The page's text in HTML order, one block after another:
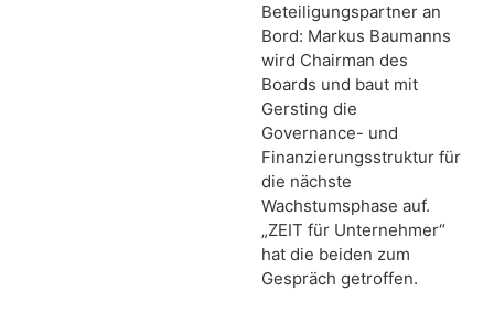
Beteiligungspartner an
Bord: Markus Baumanns
wird Chairman des
Boards und baut mit
Gersting die
Governance- und
Finanzierungsstruktur für
die nächste
Wachstumsphase auf.
„ZEIT für Unternehmer“
hat die beiden zum
Gespräch getroffen.